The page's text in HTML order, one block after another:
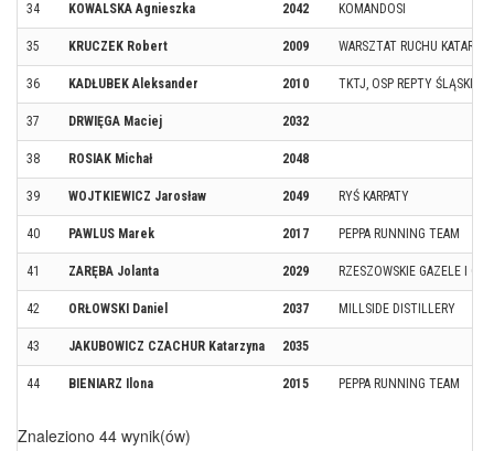
34 KOWALSKA Agnieszka 2042 KOMANDOSI
35 KRUCZEK Robert 2009 WARSZTAT RUCHU
36 KADŁUBEK Aleksander 2010 TKTJ, OSP REPTY ŚLĄSKIE
37 DRWIĘGA Maciej 2032
38 ROSIAK Michał 2048
39 WOJTKIEWICZ Jarosław 2049 RYŚ KARPATY
40 PAWLUS Marek 2017 PEPPA RUNNING TEAM
41 ZARĘBA Jolanta 2029 RZESZOWSKIE GAZELE I
42 ORŁOWSKI Daniel 2037 MILLSIDE DISTILLERY
43 JAKUBOWICZ CZACHUR Katarzyna 2035
44 BIENIARZ Ilona 2015 PEPPA RUNNING TEAM
Znaleziono 44 wynik(ów)